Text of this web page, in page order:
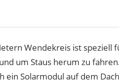
Wendekreis ist speziell
um Staus herum zu
ein Solarmodul auf dem